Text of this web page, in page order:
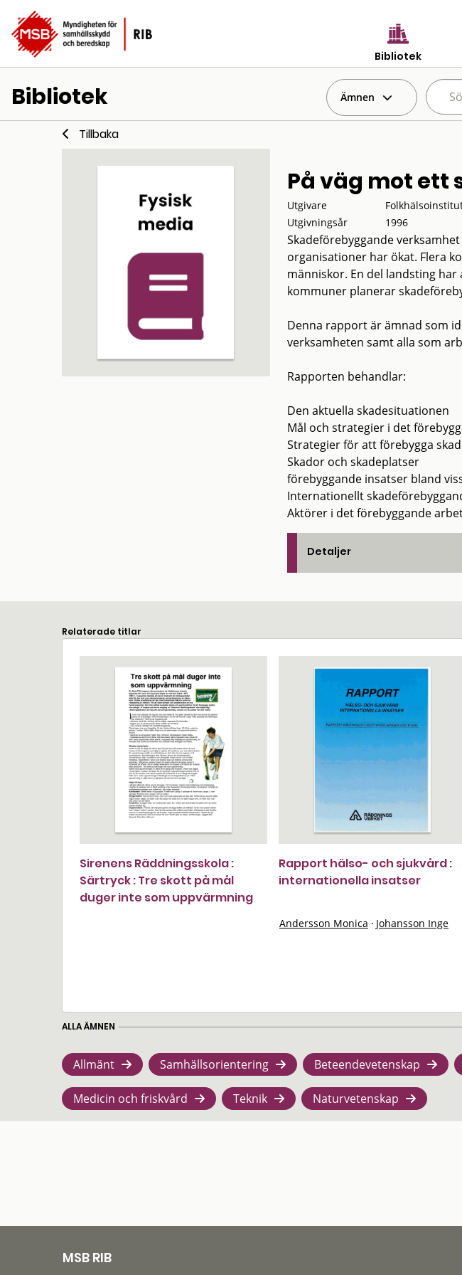
Bibliotek
Bibliotek Ämnen
Tillbaka
På väg mot ett
Utgivare
Utgivningsår
1996
Skadeförebyggande
organisationer har ökat. Flera
människor. En del landsting
kommuner planerar
Denna rapport är ämnad som
verksamheten samt alla som
Rapporten behandlar:
Den aktuella skadesituationen
Mål och strategier i det
Strategier för att förebygga
Skador och skadeplatser
förebyggande insatser bland
Internationellt
Aktörer i det förebyggande
Detaljer
Relaterade titlar
Sirenens Räddningsskola :
Särtryck : Tre skott på mål
duger inte som uppvärmning
Rapport hälso- och sjukvård :
internationella insatser
Andersson Monica · Johansson Inge
ALLA ÄMNEN
Allmänt Samhällsorientering Beteendevetenskap
Medicin och friskvård Teknik Naturvetenskap
MSB RIB